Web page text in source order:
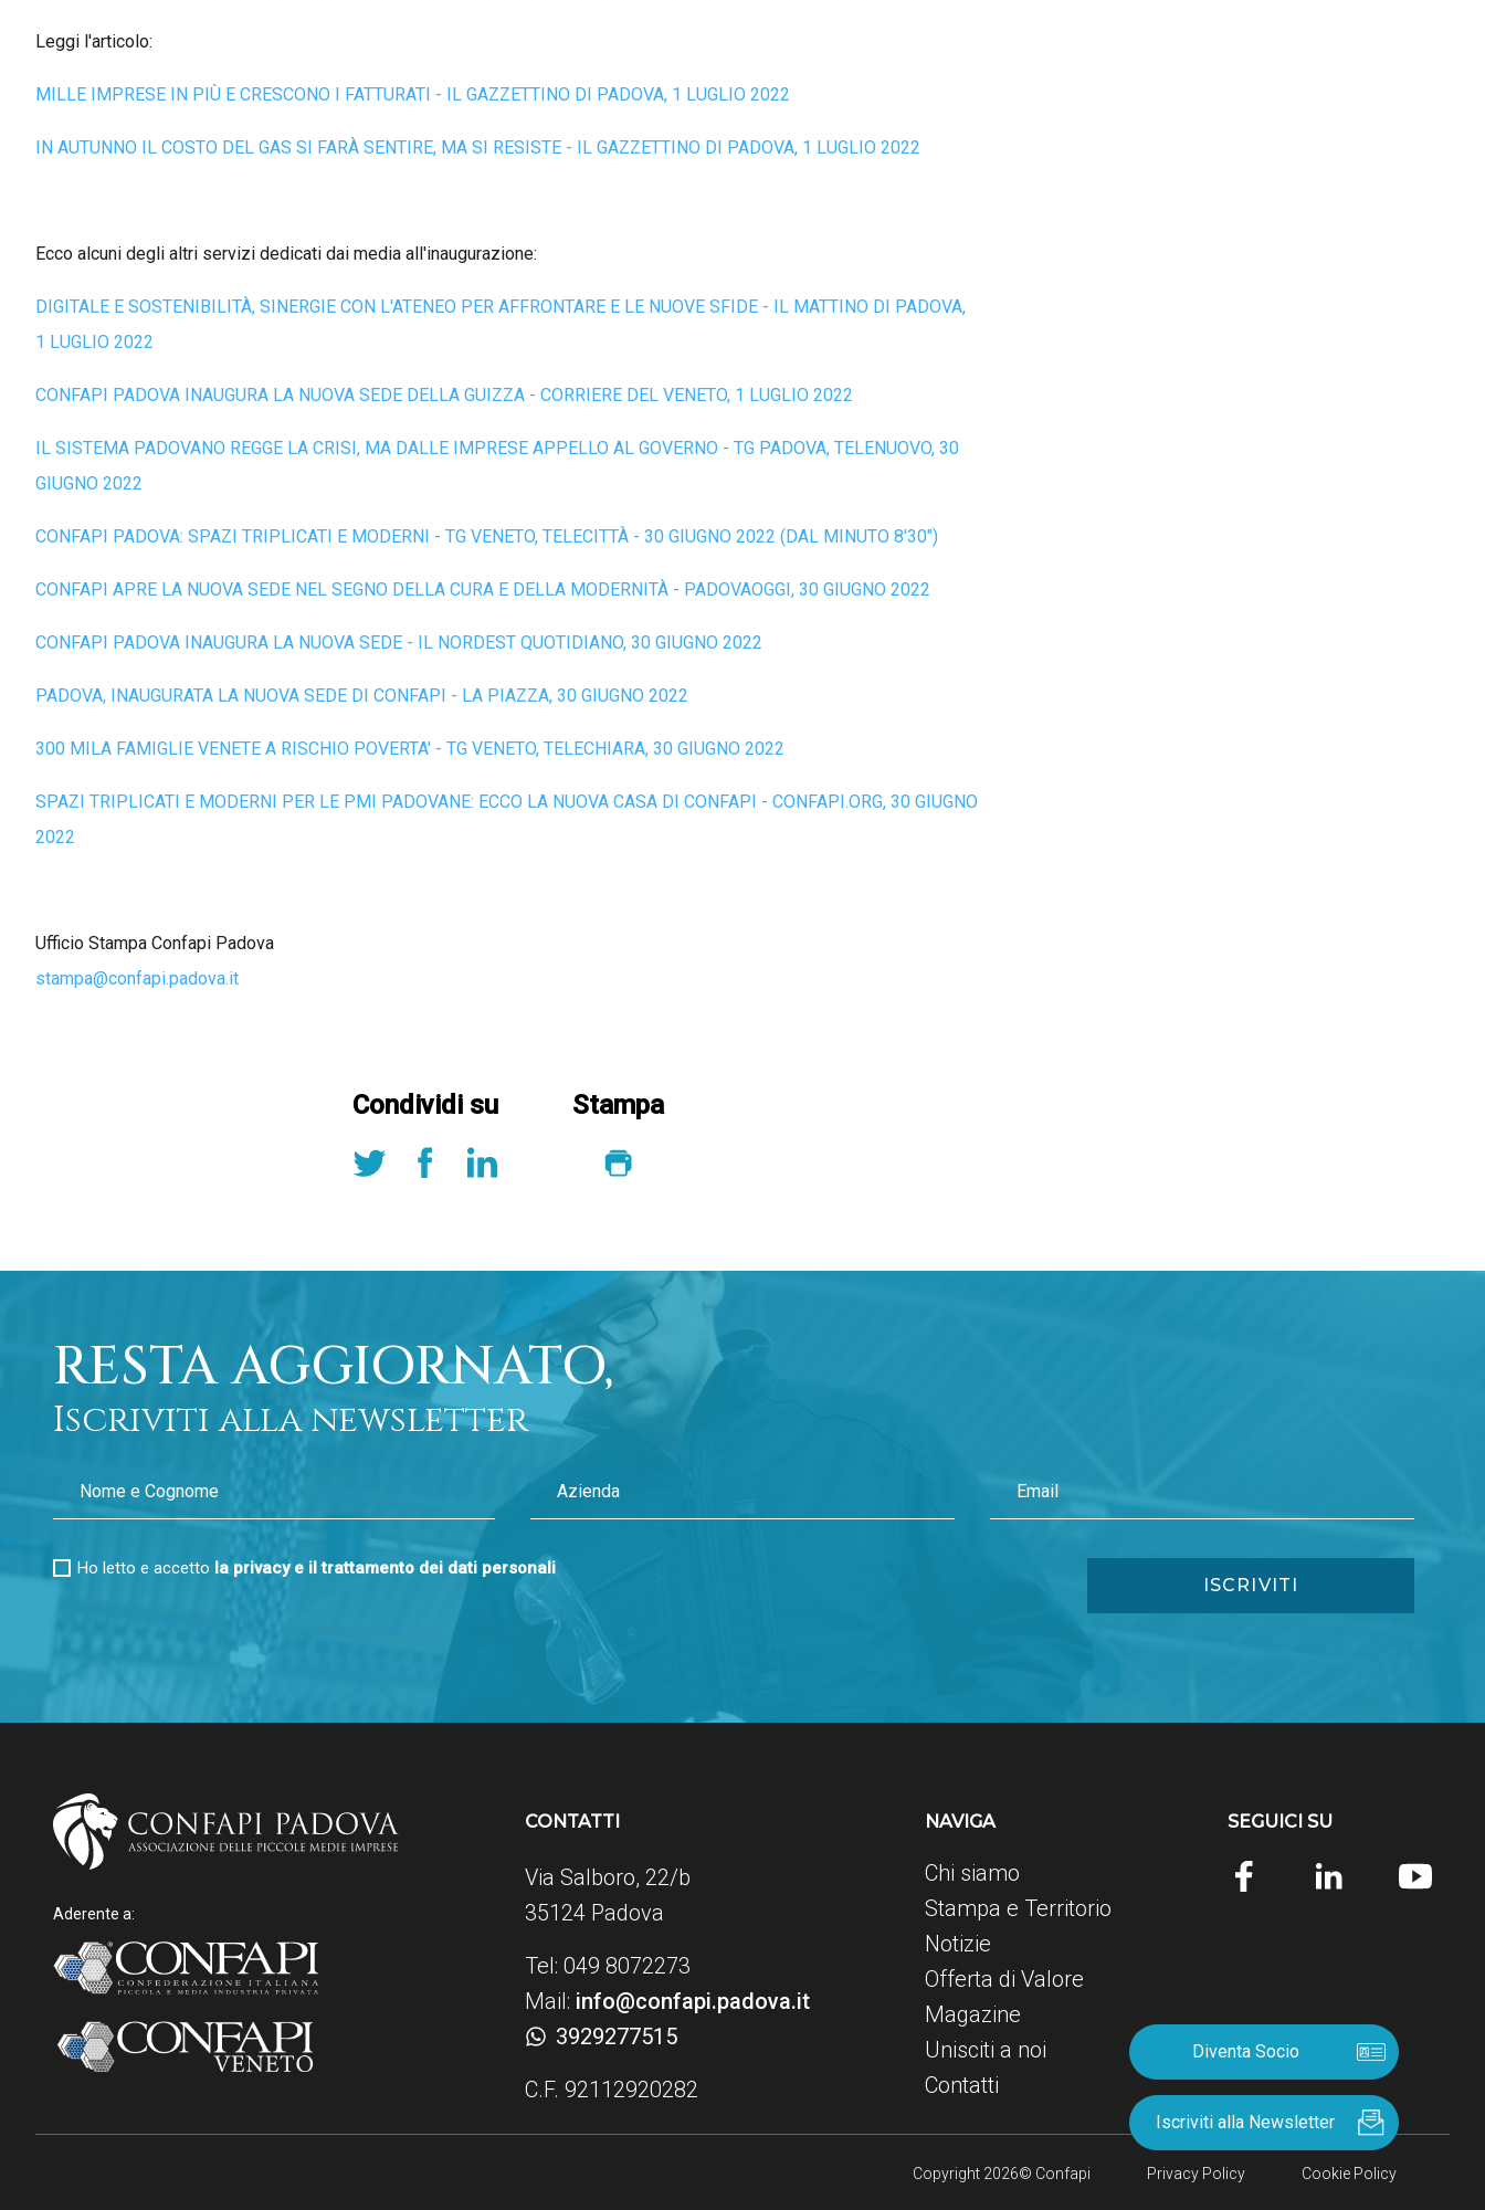
Diventa Socio
Iscriviti alla Newsletter
Leggi l'articolo:
MILLE IMPRESE IN PIÙ E CRESCONO I FATTURATI - IL GAZZETTINO DI PADOVA, 1 LUGLIO 2022
IN AUTUNNO IL COSTO DEL GAS SI FARÀ SENTIRE, MA SI RESISTE - IL GAZZETTINO DI PADOVA, 1 LUGLIO 2022
Ecco alcuni degli altri servizi dedicati dai media all'inaugurazione:
DIGITALE E SOSTENIBILITÀ, SINERGIE CON L'ATENEO PER AFFRONTARE E LE NUOVE SFIDE - IL MATTINO DI PADOVA,
1 LUGLIO 2022
CONFAPI PADOVA INAUGURA LA NUOVA SEDE DELLA GUIZZA - CORRIERE DEL VENETO, 1 LUGLIO 2022
IL SISTEMA PADOVANO REGGE LA CRISI, MA DALLE IMPRESE APPELLO AL GOVERNO - TG PADOVA, TELENUOVO, 30
GIUGNO 2022
CONFAPI PADOVA: SPAZI TRIPLICATI E MODERNI - TG VENETO, TELECITTÀ - 30 GIUGNO 2022 (DAL MINUTO 8'30")
CONFAPI APRE LA NUOVA SEDE NEL SEGNO DELLA CURA E DELLA MODERNITÀ - PADOVAOGGI, 30 GIUGNO 2022
CONFAPI PADOVA INAUGURA LA NUOVA SEDE - IL NORDEST QUOTIDIANO, 30 GIUGNO 2022
PADOVA, INAUGURATA LA NUOVA SEDE DI CONFAPI - LA PIAZZA, 30 GIUGNO 2022
300 MILA FAMIGLIE VENETE A RISCHIO POVERTA' - TG VENETO, TELECHIARA, 30 GIUGNO 2022
SPAZI TRIPLICATI E MODERNI PER LE PMI PADOVANE: ECCO LA NUOVA CASA DI CONFAPI - CONFAPI.ORG, 30 GIUGNO
2022
Ufficio Stampa Confapi Padova
stampa@confapi.padova.it
Condividi su Stampa
RESTA AGGIORNATO,
Iscriviti alla newsletter
Ho letto e accetto la privacy e il trattamento dei dati personali
Aderente a:
CONTATTI
Via Salboro, 22/b
35124 Padova
Tel: 049 8072273
Mail: info@confapi.padova.it
3929277515
C.F. 92112920282
NAVIGA
Chi siamo
Stampa e Territorio
Notizie
Offerta di Valore
Magazine
Unisciti a noi
Contatti
SEGUICI SU
Copyright 2026© Confapi Privacy Policy Cookie Policy